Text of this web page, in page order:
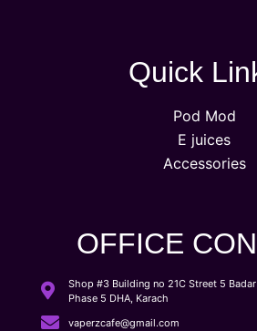
Quick
Pod Mod
E juices
Accessories
OFFICE
Shop #3 Building no 21C Street 5
Phase 5 DHA, Karach
vaperzcafe@gmail.com